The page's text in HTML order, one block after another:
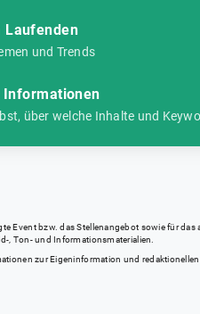
Laufenden
und Trends
über welche Inhalte und
Event bzw. das Stellenangebot sowie für
, Ton- und Informationsmaterialien.
zur Eigeninformation und